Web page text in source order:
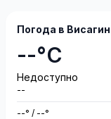
Погода в
--°C
Недоступно
--
--° / --°